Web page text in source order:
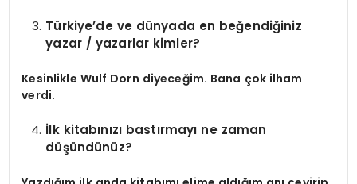
Türkiye’de ve dünyada en beğendiğiniz
yazar / yazarlar kimler?
Kesinlikle Wulf Dorn diyeceğim. Bana çok ilham
verdi.
İlk kitabınızı bastırmayı ne zaman
düşündünüz?